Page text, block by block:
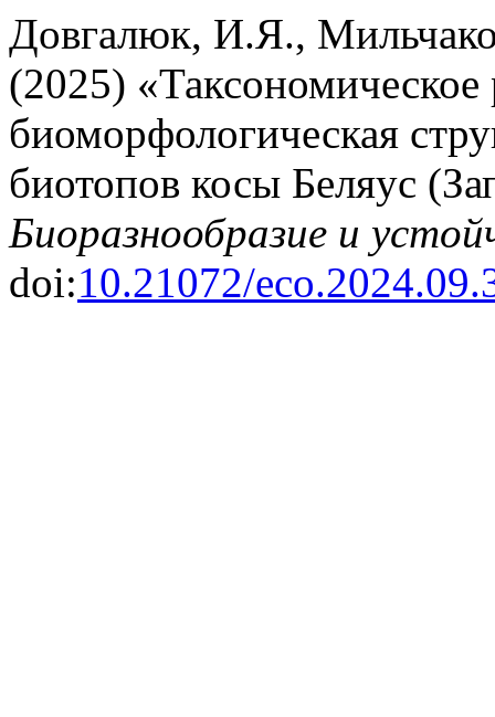
Довгалюк, И.Я.,
(2025) «Таксономическое
биоморфологическая
биотопов косы Беляус
Биоразнообразие и
doi:10.21072/